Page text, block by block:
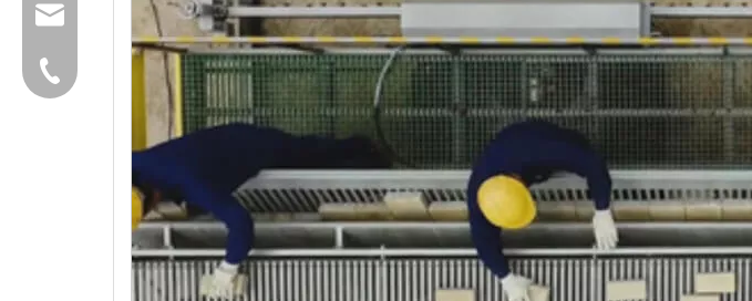
group@qunfeng.com
+86-595 22356782